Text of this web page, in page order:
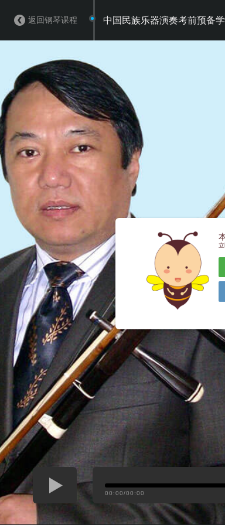
返回钢琴课程 中国民族乐器演奏考前预备
00:00/00:00